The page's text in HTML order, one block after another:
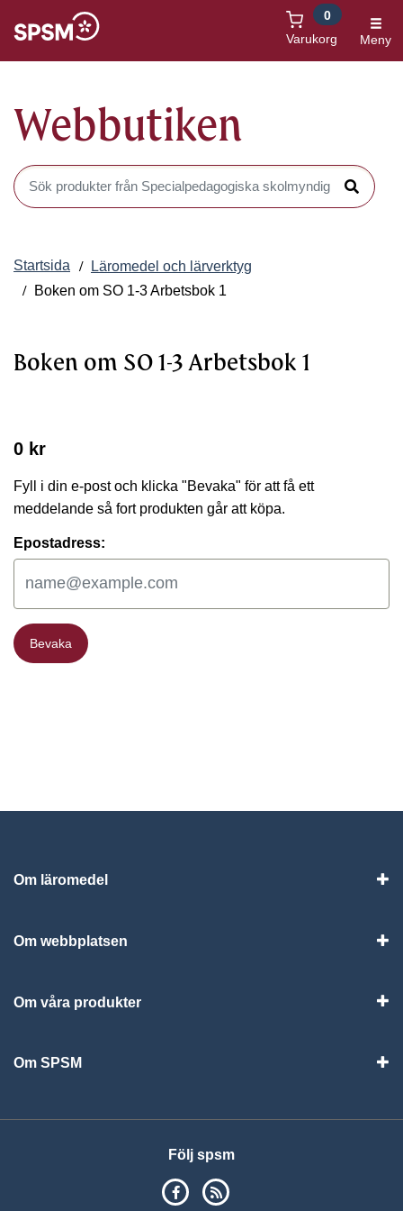
Varukorg
0
Meny
Webbutiken
Sök produkter i Webbutiken
Sök
Startsida
Läromedel och lärverktyg
Boken om SO 1-3 Arbetsbok 1
Boken om SO 1-3 Arbetsbok 1
0 kr
Fyll i din e-post och klicka "Bevaka" för att få ett
meddelande så fort produkten går att köpa.
Epostadress:
Bevaka
Bevaka
Om läromedel
Om webbplatsen
Om våra produkter
Om SPSM
Följ spsm
SPSM på Facebook